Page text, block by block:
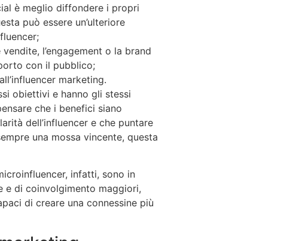
è meglio diffondere i propri
può essere un’ulteriore
l’engagement o la brand
con il pubblico;
marketing.
obiettivi e hanno gli stessi
che i benefici siano
dell’influencer e che puntare
una mossa vincente, questa
infatti, sono in
e di coinvolgimento maggiori,
di creare una connessine più